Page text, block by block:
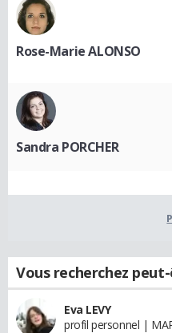
Rose-Marie ALONSO
Sandra PORCHER
Vous recherchez
Eva LEVY
profil personnel |